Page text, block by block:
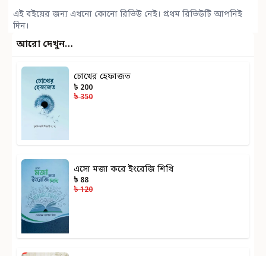
এই বইয়ের জন্য এখনো কোনো রিভিউ নেই। প্রথম রিভিউটি আপনিই
দিন।
আরো দেখুন…
চোখের হেফাজত
৳ 200
৳ 350
এসো মজা করে ইংরেজি শিখি
৳ 88
৳ 120